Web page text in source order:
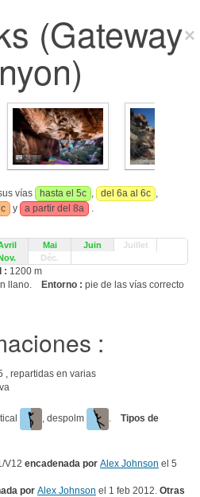
(Gateway
vías hasta el 5c , del 6a al 6c ,
y a partir del 8a
.
Mai Juin
Juillet
Déc.
: 1200 m
llano. Entorno : pie de las vías correcto
:
, repartidas en varias
, despolm . Tipos de
V12 encadenada por Alex Johnson el 5
por Alex Johnson el 1 feb 2012. Otras